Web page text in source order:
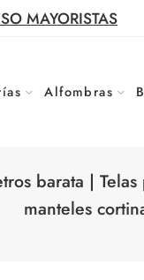
MAYORISTAS
Alfombras
barata |
manteles